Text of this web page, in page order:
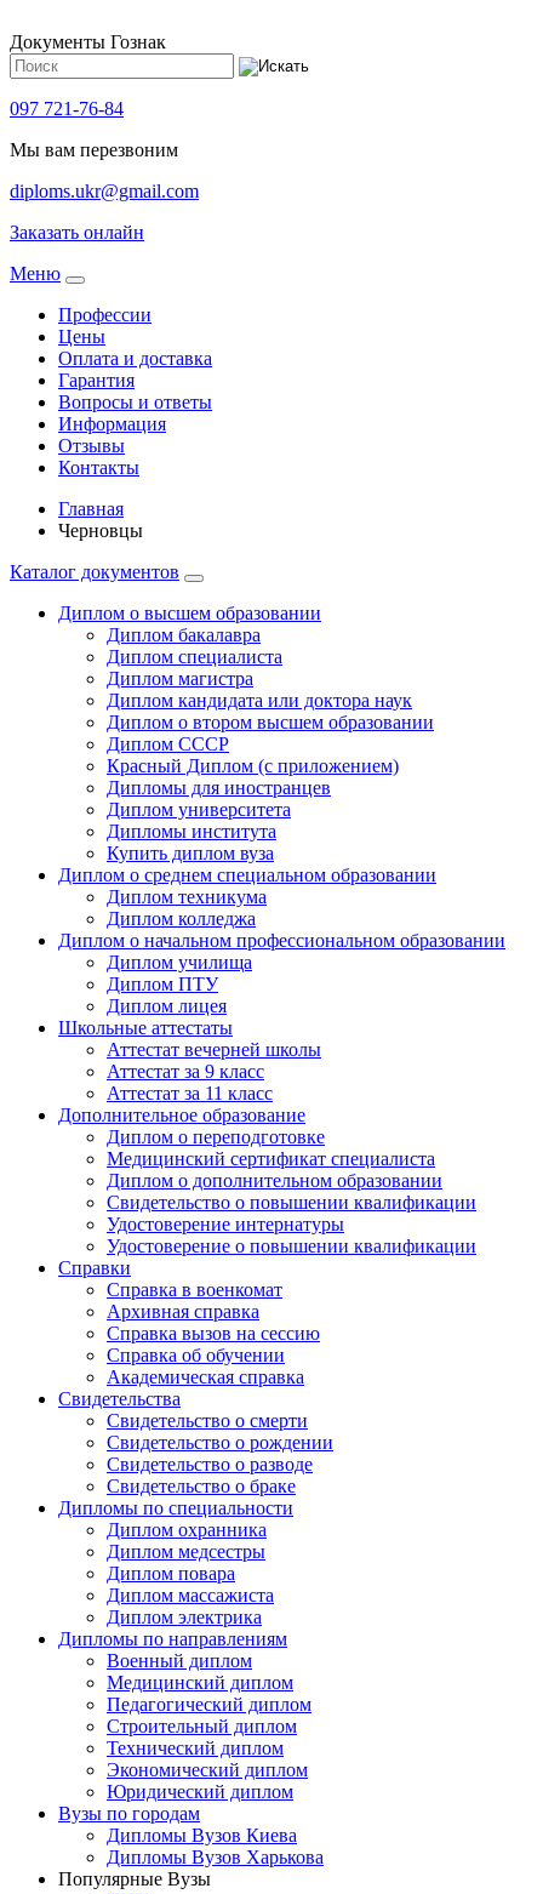
Документы Гознак
097 721-76-84
Мы вам перезвоним
diploms.ukr@gmail.com
Заказать онлайн
Meню
Профессии
Цены
Оплата и доставка
Гарантия
Вопросы и ответы
Информация
Отзывы
Контакты
Главная
Черновцы
Каталог документов
Диплом о высшем образовании
Диплом бакалавра
Диплом специалиста
Диплом магистра
Диплом кандидата или доктора наук
Диплом о втором высшем образовании
Диплом СССР
Красный Диплом (с приложением)
Дипломы для иностранцев
Диплом университета
Дипломы института
Купить диплом вуза
Диплом о среднем специальном образовании
Диплом техникума
Диплом колледжа
Диплом о начальном профессиональном oбразовании
Диплом училища
Диплом ПТУ
Диплом лицея
Школьные аттестаты
Аттестат вечерней школы
Аттестат за 9 класс
Аттестат за 11 класс
Дополнительное образование
Диплом о переподготовке
Медицинский сертификат специалиста
Диплом о дополнительном образовании
Свидетельство о повышении квалификации
Удостоверение интернатуры
Удостоверение о повышении квалификации
Справки
Справка в военкомат
Архивная справка
Справка вызов на сессию
Справка об обучении
Академическая справка
Свидетельства
Свидетельство о смерти
Свидетельство о рождении
Свидетельство о разводе
Свидетельство о браке
Дипломы по специальности
Диплом охранника
Диплом медсестры
Диплом повара
Диплом массажиста
Диплом электрика
Дипломы по направлениям
Военный диплом
Медицинский диплом
Педагогический диплом
Строительный диплом
Технический диплом
Экономический диплом
Юридический диплом
Вузы по городам
Дипломы Вузов Киева
Дипломы Вузов Харькова
Популярные Вузы